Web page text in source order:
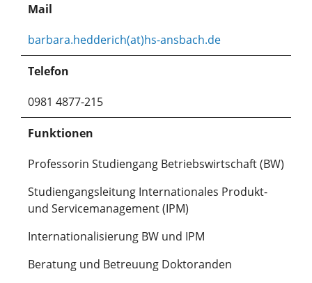
Mail
barbara.hedderich(at)hs-ansbach.de
Telefon
0981 4877-215
Funktionen
Professorin Studiengang Betriebswirtschaft (BW)
Studiengangsleitung Internationales Produkt-
und Servicemanagement (IPM)
Internationalisierung BW und IPM
Beratung und Betreuung Doktoranden